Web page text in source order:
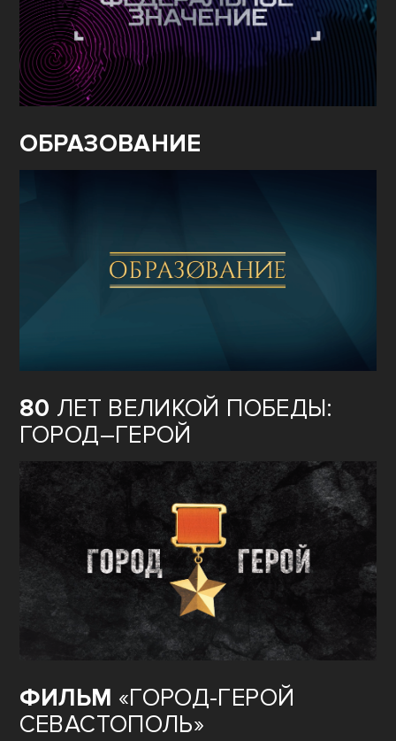
ОБРАЗОВАНИЕ
80 ЛЕТ ВЕЛИКОЙ ПОБЕДЫ:
ГОРОД–ГЕРОЙ
ФИЛЬМ «ГОРОД-ГЕРОЙ
СЕВАСТОПОЛЬ»